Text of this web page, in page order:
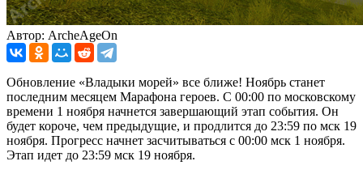
Автор: ArcheAgeOn
Обновление «Владыки морей» все ближе! Ноябрь станет
последним месяцем Марафона героев. С 00:00 по московскому
времени 1 ноября начнется завершающий этап события. Он
будет короче, чем предыдущие, и продлится до 23:59 по мск 19
ноября. Прогресс начнет засчитываться с 00:00 мск 1 ноября.
Этап идет до 23:59 мск 19 ноября.